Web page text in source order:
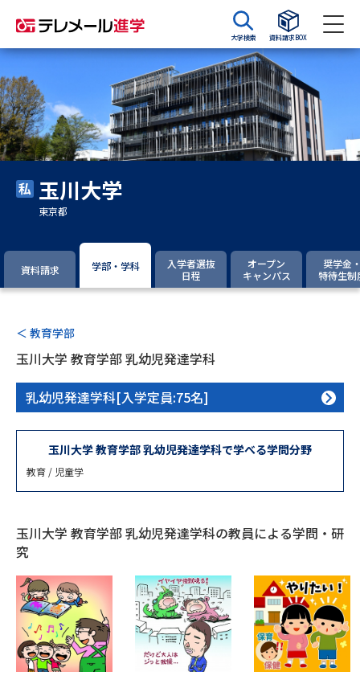
大学検索 資料請求BOX
資料請求 資料検索
大学・短大の資料種類から請求
大学パンフ
過去問題集
専門学校の資料請求 大学院の資料請求
留学・進学関連、塾・予備校
大学入学共通テスト「受験案
内」の請求
大学入学共通テスト「受験上の
配慮案内」の請求
高等学校卒業程度認定試験
幼稚園教員資格認定試験 小学校教員資格認定試験
高等学校（情報）教員資格認定
試験
大学研究 大学検索
大学で学べる内容や特徴を調べる
玉川大学
東京都
資料請求 学部・学科
入学者選抜
日程
オープン
キャンパス
奨学金
特待生制
＜ 教育学部
玉川大学 教育学部 乳幼児発達学科
乳幼児発達学科[入学定員:75名]
玉川大学 教育学部 乳幼児発達学科で学べる学問分野
教育 / 児童学
玉川大学 教育学部 乳幼児発達学科の教員による学問・研
究